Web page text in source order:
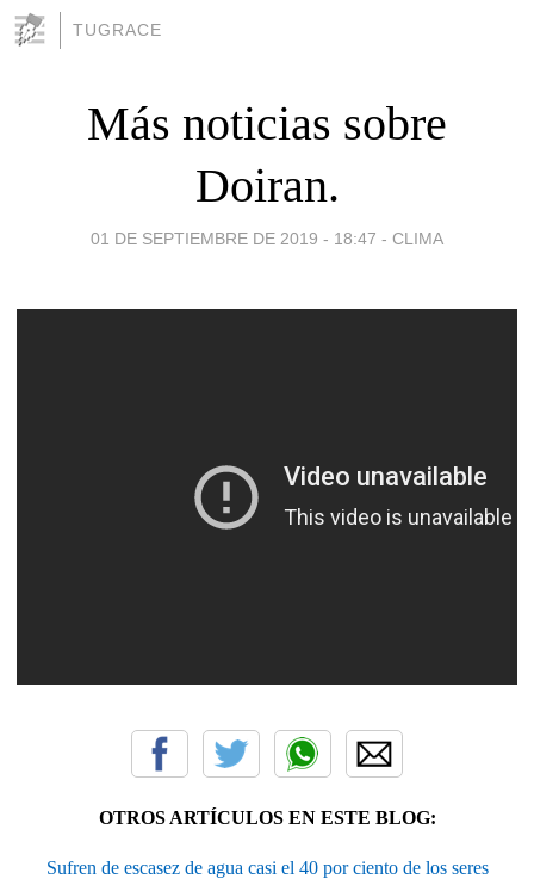
TUGRACE
Más noticias sobre
Doiran.
01 DE SEPTIEMBRE DE 2019 - 18:47 - CLIMA
OTROS ARTÍCULOS EN ESTE BLOG:
Sufren de escasez de agua casi el 40 por ciento de los seres